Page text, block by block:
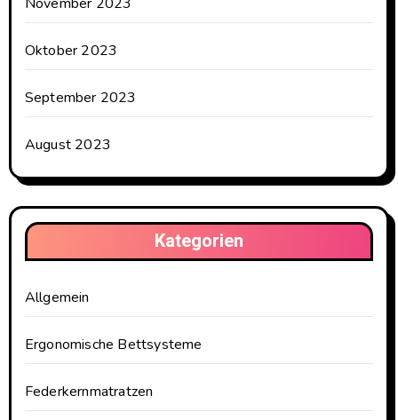
Oktober 2023
September 2023
August 2023
Kategorien
Allgemein
Ergonomische Bettsysteme
Federkernmatratzen